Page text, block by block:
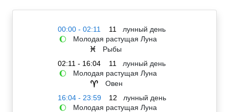
00:00 - 02:11 11 лунный день
🌔 Молодая растущая Луна
♓
Рыбы
02:11 - 16:04
11 лунный день
🌔 Молодая растущая Луна
♈
Овен
16:04 - 23:59
12 лунный день
🌔 Молодая растущая Луна